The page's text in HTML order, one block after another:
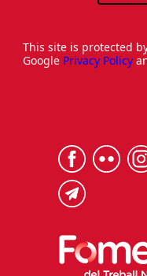
This site is protected
Google Privacy Policy